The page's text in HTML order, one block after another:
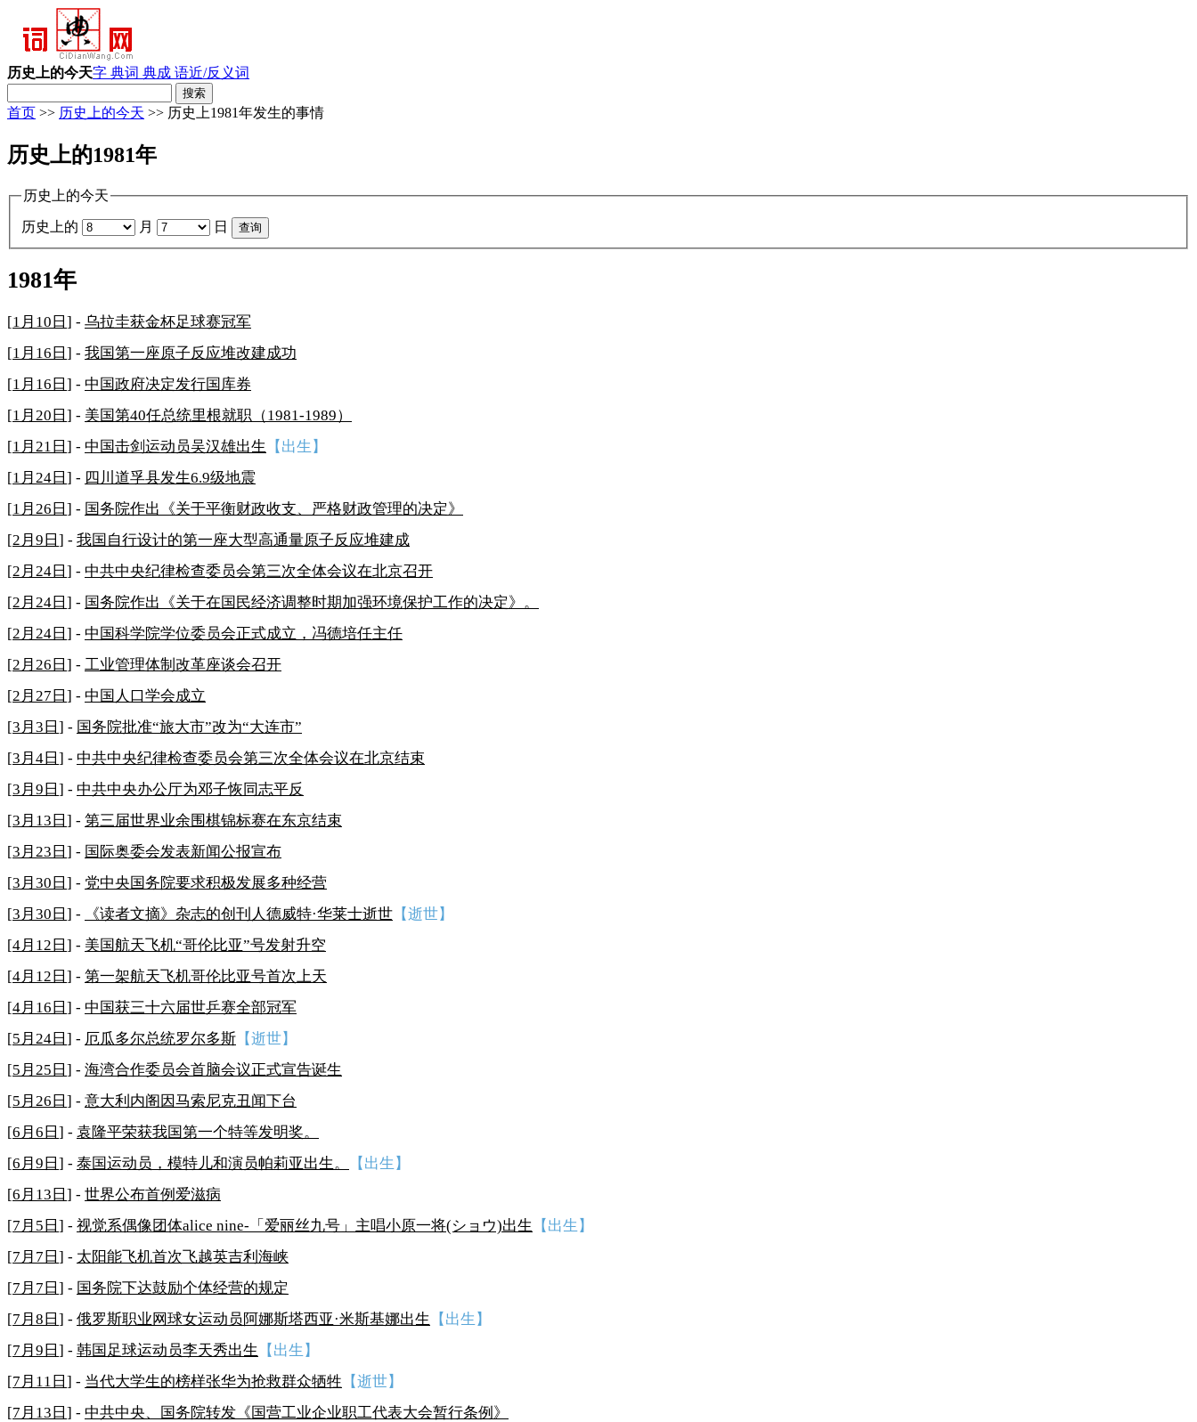
历史上的今天字 典词 典成 语近/反义词
首页 >> 历史上的今天 >> 历史上1981年发生的事情
历史上的1981年
历史上的今天
历史上的 月 日
1981年
[1月10日 ] - 乌拉圭获金杯足球赛冠军
[1月16日 ] - 我国第一座原子反应堆改建成功
[1月16日 ] - 中国政府决定发行国库券
[1月20日 ] - 美国第40任总统里根就职（1981-1989）
[1月21日 ] - 中国击剑运动员吴汉雄出生
【出生】
[1月24日 ] - 四川道孚县发生6.9级地震
[1月26日 ] - 国务院作出《关于平衡财政收支、严格财政管理的决定》
[2月9日 ] - 我国自行设计的第一座大型高通量原子反应堆建成
[2月24日 ] - 中共中央纪律检查委员会第三次全体会议在北京召开
[2月24日 ] - 国务院作出《关于在国民经济调整时期加强环境保护工作的决定》。
[2月24日 ] - 中国科学院学位委员会正式成立，冯德培任主任
[2月26日 ] - 工业管理体制改革座谈会召开
[2月27日 ] - 中国人口学会成立
[3月3日 ] - 国务院批准“旅大市”改为“大连市”
[3月4日 ] - 中共中央纪律检查委员会第三次全体会议在北京结束
[3月9日 ] - 中共中央办公厅为邓子恢同志平反
[3月13日 ] - 第三届世界业余围棋锦标赛在东京结束
[3月23日 ] - 国际奥委会发表新闻公报宣布
[3月30日 ] - 党中央国务院要求积极发展多种经营
[3月30日 ] - 《读者文摘》杂志的创刊人德威特·华莱士逝世 【逝世】
[4月12日 ] - 美国航天飞机“哥伦比亚”号发射升空
[4月12日 ] - 第一架航天飞机哥伦比亚号首次上天
[4月16日 ] - 中国获三十六届世乒赛全部冠军
[5月24日 ] - 厄瓜多尔总统罗尔多斯 【逝世】
[5月25日 ] - 海湾合作委员会首脑会议正式宣告诞生
[5月26日 ] - 意大利内阁因马索尼克丑闻下台
[6月6日 ] - 袁隆平荣获我国第一个特等发明奖。
[6月9日 ] - 泰国运动员，模特儿和演员帕莉亚出生。
【出生】
[6月13日 ] - 世界公布首例爱滋病
[7月5日 ] - 视觉系偶像团体alice nine-「爱丽丝九号」主唱小原一将(ショウ)出生
【出生】
[7月7日 ] - 太阳能飞机首次飞越英吉利海峡
[7月7日 ] - 国务院下达鼓励个体经营的规定
[7月8日 ] - 俄罗斯职业网球女运动员阿娜斯塔西亚·米斯基娜出生
【出生】
[7月9日 ] - 韩国足球运动员李天秀出生
【出生】
[7月11日 ] - 当代大学生的榜样张华为抢救群众牺牲 【逝世】
[7月13日 ] - 中共中央、国务院转发《国营工业企业职工代表大会暂行条例》